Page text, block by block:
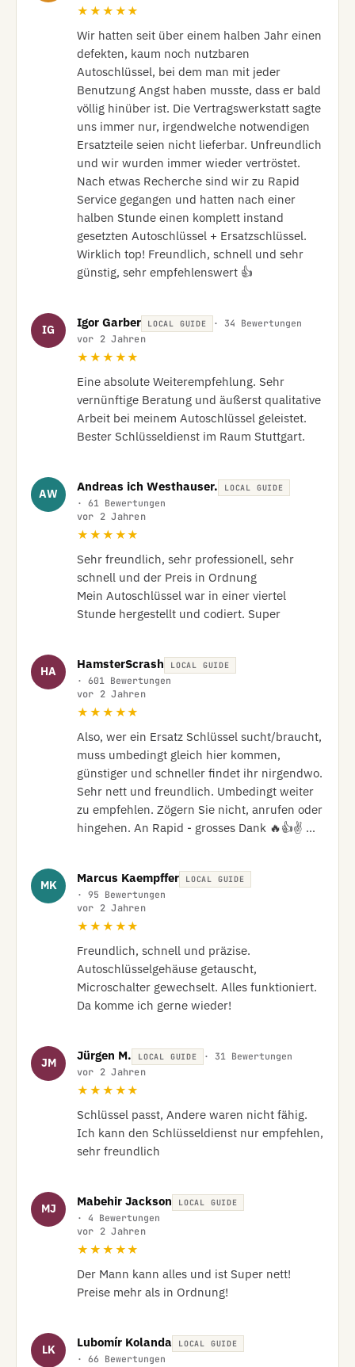
★★★★★
Wir hatten seit über einem halben Jahr einen
defekten, kaum noch nutzbaren
Autoschlüssel, bei dem man mit jeder
Benutzung Angst haben musste, dass er bald
völlig hinüber ist. Die Vertragswerkstatt sagte
uns immer nur, irgendwelche notwendigen
Ersatzteile seien nicht lieferbar. Unfreundlich
und wir wurden immer wieder vertröstet.
Nach etwas Recherche sind wir zu Rapid
Service gegangen und hatten nach einer
halben Stunde einen komplett instand
gesetzten Autoschlüssel + Ersatzschlüssel.
Wirklich top! Freundlich, schnell und sehr
günstig, sehr empfehlenswert 👍
IG
Igor Garber LOCAL GUIDE · 34 Bewertungen
vor 2 Jahren
★★★★★
Eine absolute Weiterempfehlung. Sehr
vernünftige Beratung und äußerst qualitative
Arbeit bei meinem Autoschlüssel geleistet.
Bester Schlüsseldienst im Raum Stuttgart.
AW
Andreas ich Westhauser. LOCAL GUIDE
· 61 Bewertungen
vor 2 Jahren
★★★★★
Sehr freundlich, sehr professionell, sehr
schnell und der Preis in Ordnung
Mein Autoschlüssel war in einer viertel
Stunde hergestellt und codiert. Super
HA
HamsterScrash LOCAL GUIDE
· 601 Bewertungen
vor 2 Jahren
★★★★★
Also, wer ein Ersatz Schlüssel sucht/braucht,
muss umbedingt gleich hier kommen,
günstiger und schneller findet ihr nirgendwo.
Sehr nett und freundlich. Umbedingt weiter
zu empfehlen. Zögern Sie nicht, anrufen oder
hingehen. An Rapid - grosses Dank 🔥👍✌️ …
MK
Marcus Kaempffer LOCAL GUIDE
· 95 Bewertungen
vor 2 Jahren
★★★★★
Freundlich, schnell und präzise.
Autoschlüsselgehäuse getauscht,
Microschalter gewechselt. Alles funktioniert.
Da komme ich gerne wieder!
JM
Jürgen M. LOCAL GUIDE · 31 Bewertungen
vor 2 Jahren
★★★★★
Schlüssel passt, Andere waren nicht fähig.
Ich kann den Schlüsseldienst nur empfehlen,
sehr freundlich
MJ
Mabehir Jackson LOCAL GUIDE
· 4 Bewertungen
vor 2 Jahren
★★★★★
Der Mann kann alles und ist Super nett!
Preise mehr als in Ordnung!
LK
Lubomír Kolanda LOCAL GUIDE
· 66 Bewertungen